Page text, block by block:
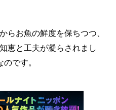
らお魚の鮮度を保ちつつ、
恵と工夫が凝らされまし
です。